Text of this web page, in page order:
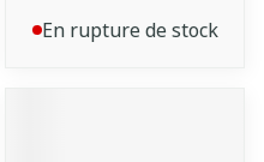
En rupture de stock